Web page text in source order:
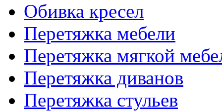
Обивка кресел
Перетяжка мебели
Перетяжка мягкой
Перетяжка диванов
Перетяжка стульев